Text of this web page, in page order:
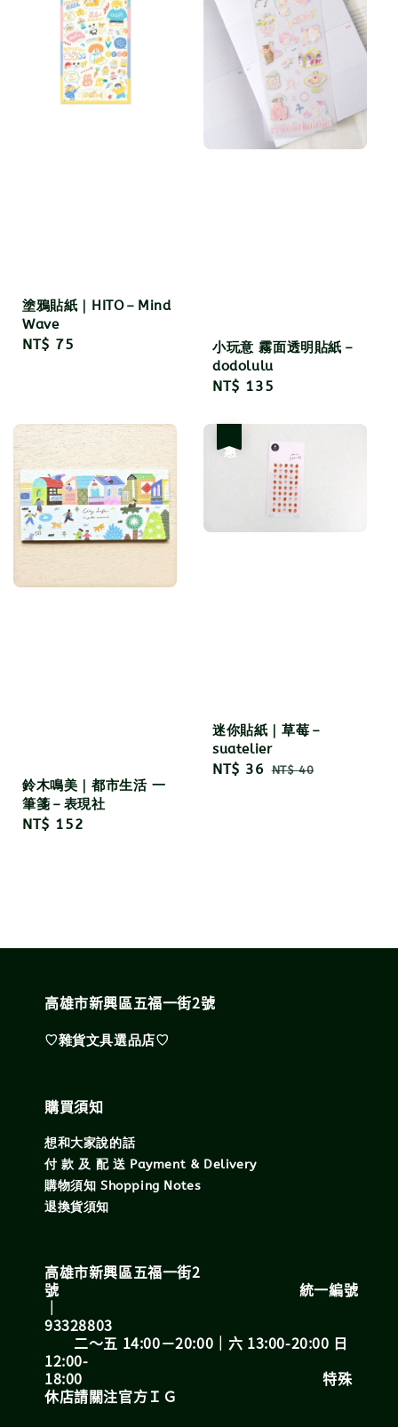
塗鴉貼紙｜HITO－Mind
Wave
Regular
NT$ 75
小玩意 霧面透明貼紙－
dodolulu
Regular
NT$ 135
鈴木鳴美｜都市生活 一
筆箋－表現社
Regular
NT$ 152
迷你貼紙｜草莓－
suatelier
Sale
NT$ 36 Regular
NT$ 40
高雄市新興區五福一街2號
♡雜貨文具選品店♡
購買須知
想和大家說的話
付 款 及 配 送 Payment & Delivery
購物須知 Shopping Notes
退換貨須知
高雄市新興區五福一街2
號 統一編號
｜
93328803
二～五 14:00－20:00｜六 13:00-20:00 日
12:00-
18:00 特殊
休店請關注官方ＩＧ